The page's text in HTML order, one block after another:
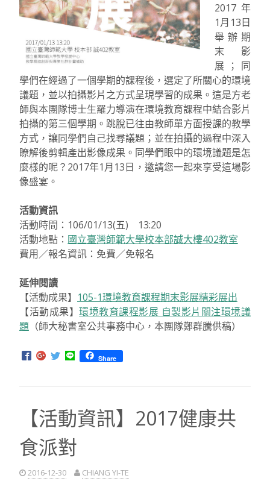
2017年
1月13日
舉辦期
末影
展；同
學們在經過了一個學期的課程後，選定了所關心的環境
議題，並以拍攝影片之方式呈現學習的成果。這是方老
師與本團隊博士生羅力導演在環境教育課程中結合影片
拍攝的第三個學期。跳脫已往由教師單方面授課的教學
方式，讓同學們自己找尋議題；並在拍攝的過程中深入
瞭解後剪輯產出影像成果。同學們眼中的環境議題是怎
麼樣的呢？2017年1月13日，邀請您一起來享受這場影
像盛宴。
活動資訊
活動時間：106/01/13(五) 13:20
活動地點： 國立臺灣師範大學校本部誠大樓402教室
費用／報名資訊：免費／免報名
延伸閱讀
【活動成果】 105-1環境教育課程期末影展精彩展出
【活動成果】環境教育課程影展 自製影片關注環境議
題 （師大秘書室公共事務中心，本團隊鄭群騰供稿）
Share
【活動資訊】2017健康共
食派對
2016-12-30 CHIANG YI-TE